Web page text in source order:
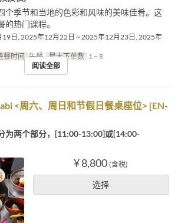
个季节和当地的色彩和风味的美味佳肴。这
热门课程。
日, 2025年12月22日 ~ 2025年12月23日, 2025年
餐时间 午餐 最大下单数 1 ~ 8
阅读全部
<周六、周日和节假日餐桌座位> [EN-
为两个部分，[11:00-13:00]或[14:00-
¥ 8,800 (含税)
选择